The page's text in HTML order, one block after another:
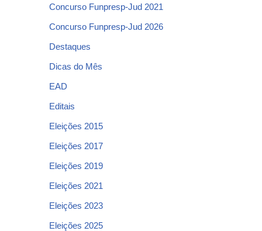
Concurso Funpresp-Jud 2021
Concurso Funpresp-Jud 2026
Destaques
Dicas do Mês
EAD
Editais
Eleições 2015
Eleições 2017
Eleições 2019
Eleições 2021
Eleições 2023
Eleições 2025